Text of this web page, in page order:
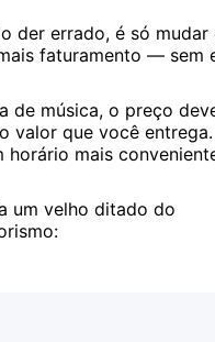
der errado, é só
faturamento — sem
de música, o preço
valor que você entrega.
horário mais
um velho ditado do